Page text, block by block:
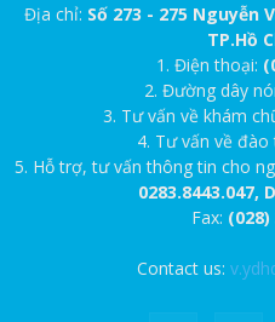
Địa chỉ: Số 273 - 275 Nguyễn
TP.Hồ
1. Điện thoại:
2. Đường dây
3. Tư vấn về khám
4. Tư vấn về đào
5. Hỗ trợ, tư vấn thông tin cho
0283.8443.047,
Fax: (028)
Contact us: